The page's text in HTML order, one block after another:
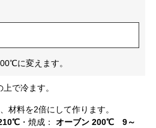
に変えます。
で冷ます。
材料を2倍にして作ります。
・焼成： オーブン 200℃ 9～